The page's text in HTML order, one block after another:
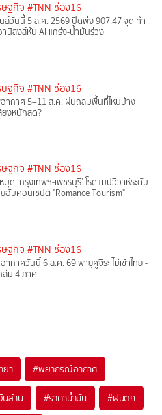
ษฐกิจ #TNN ช่อง16
ส์วันนี้ 5 ส.ค. 2569 ปิดพุ่ง 907.47 จุด ทำ
านิสงส์หุ้น AI แกร่ง-น้ำมันร่วง
ษฐกิจ #TNN ช่อง16
ากาศ 5–11 ส.ค. ฝนถล่มพื้นที่ไหนบ้าง
ยงหนักสุด?
ษฐกิจ #TNN ช่อง16
ด ‘กรุงเทพฯ-เพชรบุรี’ โรดแมปวิวาห์ระดับ
ฮับคอนเซปต์ "Romance Tourism"
ษฐกิจ #TNN ช่อง16
กาศวันนี้ 6 ส.ค. 69 พายุคูจิระ ไม่เข้าไทย -
ม 4 ภาค
า #พยากรณ์อากาศ
นล้าน #ราคาน้ำมัน #ฝนตก